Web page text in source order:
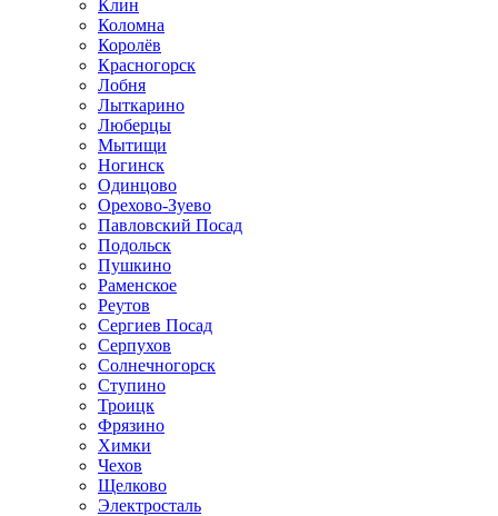
Клин
Коломна
Королёв
Красногорск
Лобня
Лыткарино
Люберцы
Мытищи
Ногинск
Одинцово
Орехово-Зуево
Павловский Посад
Подольск
Пушкино
Раменское
Реутов
Сергиев Посад
Серпухов
Солнечногорск
Ступино
Троицк
Фрязино
Химки
Чехов
Щелково
Электросталь